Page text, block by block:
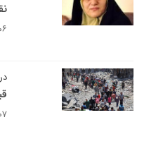
۰۶
۰۷ دی